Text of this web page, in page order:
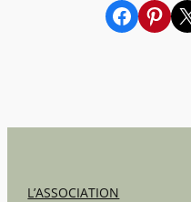
Partager sur
sur sur X
L’ASSOCIATION